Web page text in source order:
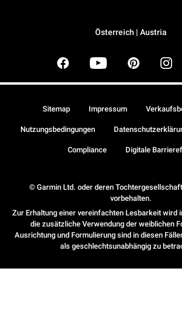
Österreich | Austria
© Garmin Ltd. oder deren
vorbehalten.
Zur Erhaltung einer vereinfachten Lesbarkeit wird
die zusätzliche Verwendung der weiblichen
Ausrichtung und Formulierung sind in diesen
als geschlechtsunabhängig zu
Sitemap Impressum
Nutzungsbedingungen
Compliance Digitale